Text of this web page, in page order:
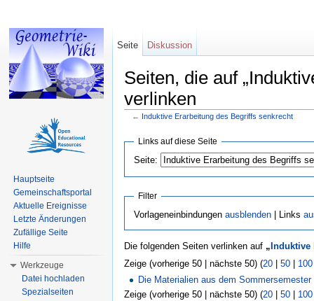
Seiten, die auf
verlinken
← Induktive Erarbeitung des Begriffs senkrecht
Links auf diese Seite
Seite:
Filter
Vorlageneinbindungen ausblenden| Links
Die folgenden Seiten verlinken auf „
Zeige (vorherige 50 | nächste 50) (20 50 100
Die Materialien aus dem Sommersemester
Zeige (vorherige 50 | nächste 50) (20 | 50 | 100
Seite Diskussion
Hauptseite
Gemeinschaftsportal
Aktuelle Ereignisse
Letzte Änderungen
Zufällige Seite
Hilfe
Werkzeuge
Datei hochladen
Spezialseiten